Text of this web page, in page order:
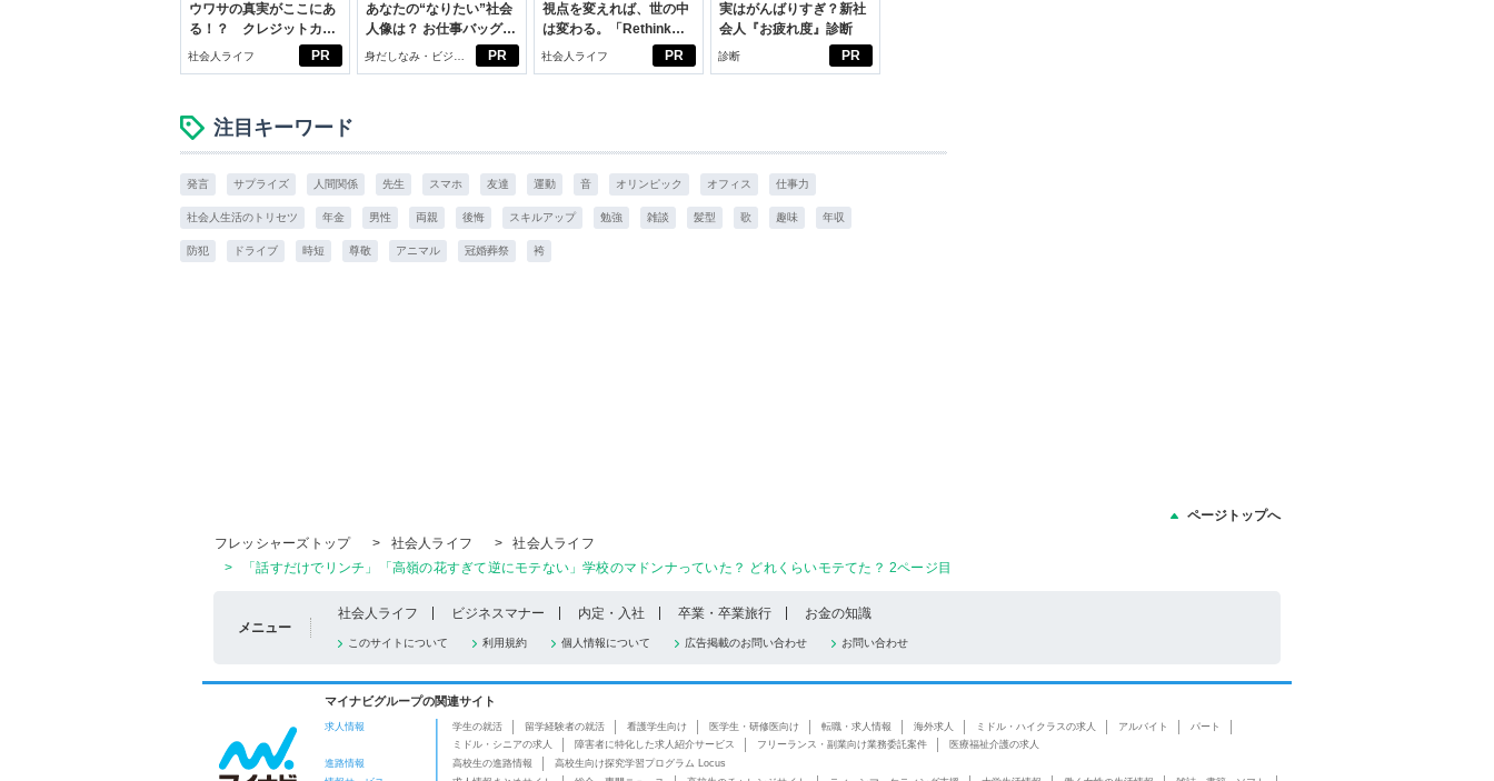
PR
ウワサの真実がここにあ
る！？ クレジットカー
ドの都市伝説
社会人ライフ PR
あなたの“なりたい”社会
人像は？ お仕事バッグ選
びから始める新生活
身だしなみ・ビジネ
スアイテム
PR
視点を変えれば、世の中
は変わる。「Rethink
PROJECT」がつたえた
社会人ライフ PR
実はがんばりすぎ？新社
会人『お疲れ度』診断
診断
注目キーワード
発言 サプライズ 人間関係 先生 スマホ 友達 運動 音 オリンピック オフィス 仕事力
社会人生活のトリセツ 年金 男性 両親 後悔 スキルアップ 勉強 雑談 髪型 歌 趣味 年収
防犯 ドライブ 時短 尊敬 アニマル 冠婚葬祭 袴
ページトップへ
フレッシャーズトップ
> 社会人ライフ >
社会人ライフ
>
「話すだけでリンチ」「高嶺の花すぎて逆にモテない」学校のマドンナっていた？ どれくらいモテてた？ 2ページ目
メニュー
社会人ライフ ビジネスマナー 内定・入社 卒業・卒業旅行 お金の知識
このサイトについて 利用規約 個人情報について 広告掲載のお問い合わせ お問い合わせ
マイナビグループの関連サイト
求人情報 学生の就活 留学経験者の就活 看護学生向け 医学生・研修医向け 転職・求人情報 海外求人 ミドル・ハイクラスの求人 アルバイト
パート
ミドル・シニアの求人
障害者に特化した求人紹介サービス フリーランス・副業向け業務委託案件
医療福祉介護の求人
進路情報
高校生の進路情報
高校生向け探究学習プログラム Locus